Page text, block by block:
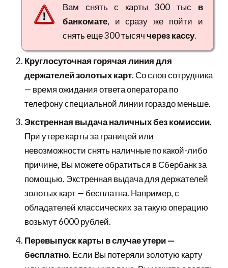
Вам снять с карты 300 тыс в
банкомате, и сразу же пойти и
снять еще 300 тысяччерез кассу.
Круглосуточная горячая линия для
держателей золотых карт. Со слов сотрудника
— время ожидания ответа оператора по
телефону специальной линии гораздо меньше.
Экстренная выдача наличных без комиссии.
При утере карты за границей или
невозможности снять наличные по какой-либо
причине, Вы можете обратиться в Сбербанк за
помощью. Экстренная выдача для держателей
золотых карт — бесплатна. Например, с
обладателей классических за такую операцию
возьмут 6000 рублей.
Перевыпуск карты в случае утери —
бесплатно. Если Вы потеряли золотую карту